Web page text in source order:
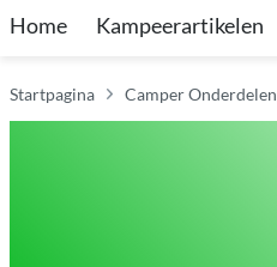
Home Kampeerartikelen
Startpagina Camper Onderdelen